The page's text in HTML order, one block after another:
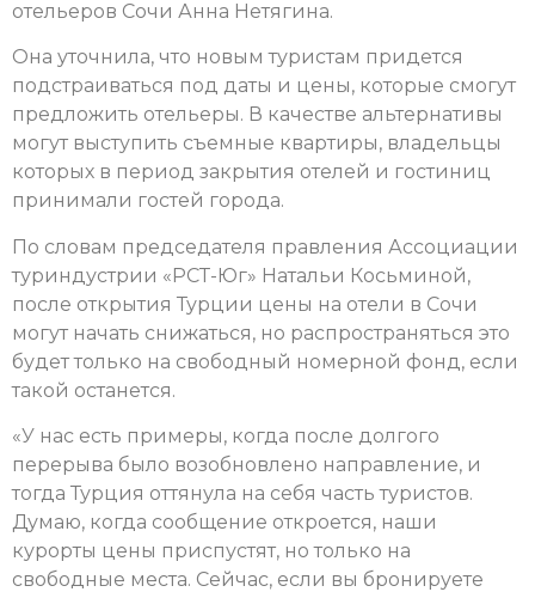
отельеров Сочи Анна Нетягина.
Она уточнила, что новым туристам придется
подстраиваться под даты и цены, которые смогут
предложить отельеры. В качестве альтернативы
могут выступить съемные квартиры, владельцы
которых в период закрытия отелей и гостиниц
принимали гостей города.
По словам председателя правления Ассоциации
туриндустрии «РСТ-Юг» Натальи Косьминой,
после открытия Турции цены на отели в Сочи
могут начать снижаться, но распространяться это
будет только на свободный номерной фонд, если
такой останется.
«У нас есть примеры, когда после долгого
перерыва было возобновлено направление, и
тогда Турция оттянула на себя часть туристов.
Думаю, когда сообщение откроется, наши
курорты цены приспустят, но только на
свободные места. Сейчас, если вы бронируете